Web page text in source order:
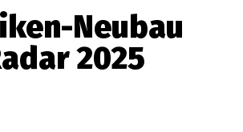
Neubau
2025